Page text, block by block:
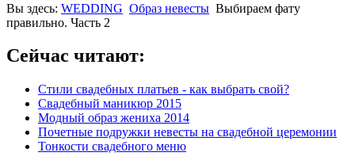
Вы здесь: WEDDING Образ невесты Выбираем фату
правильно. Часть 2
Сейчас читают:
Стили свадебных платьев - как выбрать свой?
Свадебный маникюр 2015
Модный образ жениха 2014
Почетные подружки невесты на свадебной церемонии
Тонкости свадебного меню